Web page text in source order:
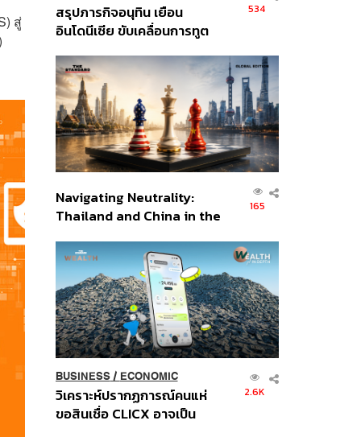
สู่
สรุปภารกิจอนุทิน เยือน
อินโดนีเซีย ขับเคลื่อนการทูต
ส่วนยุทธศาสตร์ไทย –
อินโดนีเซีย
534
Navigating Neutrality:
Thailand and China in the
Order
165
BUSINESS/ ECONOMIC
วิเคราะห์ปรากฏการณ์คนแห่
ขอสินเชื่อ CLICX อาจเป็น
2.6K